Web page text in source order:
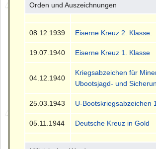
Orden und Auszeichnungen
08.12.1939 Eiserne Kreuz 2. Klasse
19.07.1940 Eiserne Kreuz 1. Klasse
04.12.1940
Kriegsabzeichen für
Ubootsjagd- und
25.03.1943 U-Bootskriegsabzeichen
05.11.1944 Deutsche Kreuz in Gold